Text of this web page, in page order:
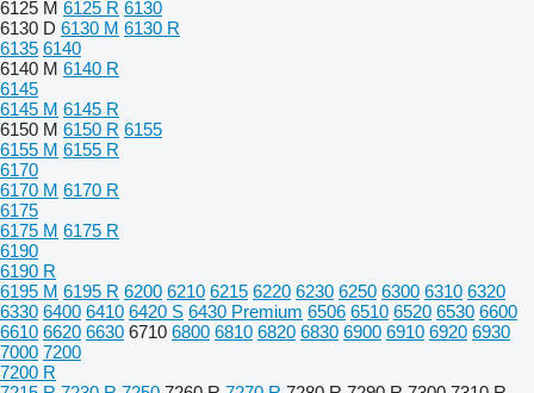
6125 M 6125 R 6130
6130 D 6130 M 6130 R
6135 6140
6140 M 6140 R
6145
6145 M 6145 R
6150 M 6150 R 6155
6155 M 6155 R
6170
6170 M 6170 R
6175
6175 M 6175 R
6190
6190 R
6195 M 6195 R 6200 6210 6215 6220 6230 6250 6300 6310 6320
6330 6400 6410 6420 S 6430 Premium 6506 6510 6520 6530 6600
6610 6620 6630 6710 6800 6810 6820 6830 6900 6910 6920 6930
7000 7200
7200 R